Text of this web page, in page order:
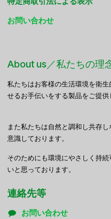
お問い合わせ
About us／私たちの理
私たちはお客様の生活環境を衛
せるお手伝いをする製品をご提供
また私たちは自然と調和し共存
意識しております。
そのためにも環境にやさしく持
いと思っております。
連絡先等
お問い合わせ